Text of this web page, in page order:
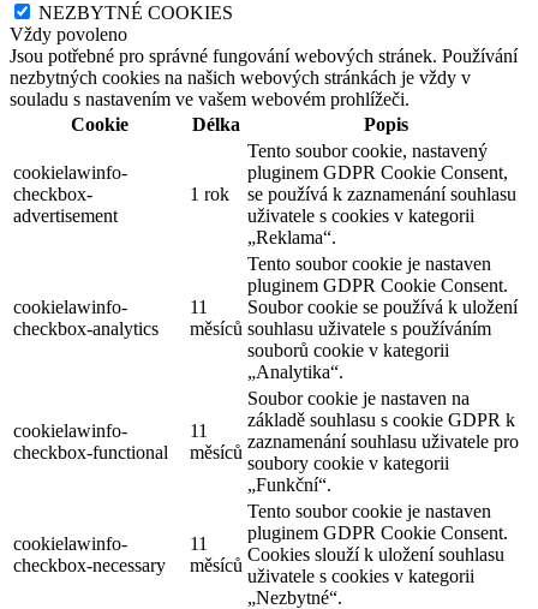
NEZBYTNÉ COOKIES
Vždy povoleno
Jsou potřebné pro správné fungování webových stránek. Používání
nezbytných cookies na našich webových stránkách je vždy v
souladu s nastavením ve vašem webovém prohlížeči.
Cookie
Délka Popis
cookielawinfo-
checkbox-
advertisement
1 rok
Tento soubor cookie, nastavený
pluginem GDPR Cookie Consent,
se používá k zaznamenání souhlasu
uživatele s cookies v kategorii
„Reklama“.
cookielawinfo-
checkbox-analytics
11
měsíců
Tento soubor cookie je nastaven
pluginem GDPR Cookie Consent.
Soubor cookie se používá k uložení
souhlasu uživatele s používáním
souborů cookie v kategorii
„Analytika“.
cookielawinfo-
checkbox-functional
11
měsíců
Soubor cookie je nastaven na
základě souhlasu s cookie GDPR k
zaznamenání souhlasu uživatele pro
soubory cookie v kategorii
„Funkční“.
cookielawinfo-
checkbox-necessary
11
měsíců
Tento soubor cookie je nastaven
pluginem GDPR Cookie Consent.
Cookies slouží k uložení souhlasu
uživatele s cookies v kategorii
„Nezbytné“.